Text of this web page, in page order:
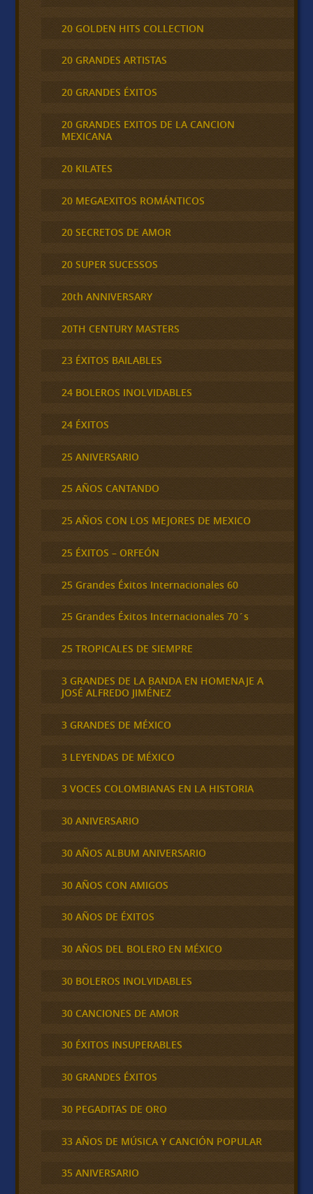
20 GOLDEN HITS COLLECTION
20 GRANDES ARTISTAS
20 GRANDES ÉXITOS
20 GRANDES EXITOS DE LA CANCION
MEXICANA
20 KILATES
20 MEGAEXITOS ROMÁNTICOS
20 SECRETOS DE AMOR
20 SUPER SUCESSOS
20th ANNIVERSARY
20TH CENTURY MASTERS
23 ÉXITOS BAILABLES
24 BOLEROS INOLVIDABLES
24 ÉXITOS
25 ANIVERSARIO
25 AÑOS CANTANDO
25 AÑOS CON LOS MEJORES DE MEXICO
25 ÉXITOS – ORFEÓN
25 Grandes Éxitos Internacionales 60
25 Grandes Éxitos Internacionales 70´s
25 TROPICALES DE SIEMPRE
3 GRANDES DE LA BANDA EN HOMENAJE A
JOSÉ ALFREDO JIMÉNEZ
3 GRANDES DE MÉXICO
3 LEYENDAS DE MÉXICO
3 VOCES COLOMBIANAS EN LA HISTORIA
30 ANIVERSARIO
30 AÑOS ALBUM ANIVERSARIO
30 AÑOS CON AMIGOS
30 AÑOS DE ÉXITOS
30 AÑOS DEL BOLERO EN MÉXICO
30 BOLEROS INOLVIDABLES
30 CANCIONES DE AMOR
30 ÉXITOS INSUPERABLES
30 GRANDES ÉXITOS
30 PEGADITAS DE ORO
33 AÑOS DE MÚSICA Y CANCIÓN POPULAR
35 ANIVERSARIO